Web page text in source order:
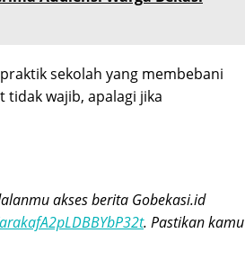
sekolah yang membebani
tidak wajib, apalagi jika
akses berita Gobekasi.id
. Pastikan kamu